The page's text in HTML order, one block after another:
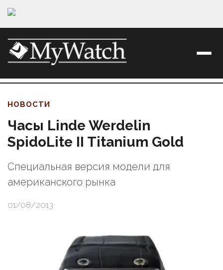
НОВОСТИ
Часы Linde Werdelin
SpidoLite II Titanium Gold
Специальная версия модели для
американского рынка
01/08/2013